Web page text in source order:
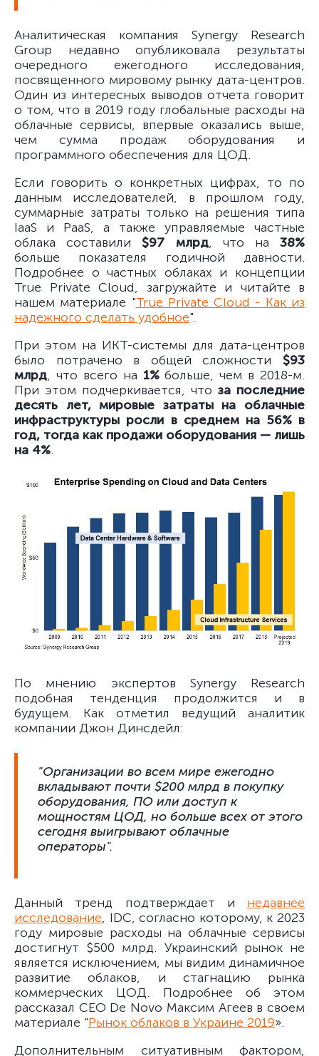
Аналитическая компания Synergy Research
Group недавно опубликовала результаты
очередного ежегодного исследования,
посвященного мировому рынку дата-центров.
Один из интересных выводов отчета говорит
о том, что в 2019 году глобальные расходы на
облачные сервисы, впервые оказались выше,
чем сумма продаж оборудования и
программного обеспечения для ЦОД.
Если говорить о конкретных цифрах, то по
данным исследователей, в прошлом году,
суммарные затраты только на решения типа
IaaS и PaaS, а также управляемые частные
облака составили$97 млрд, что на38%
больше показателя годичной давности.
Подробнее о частных облаках и концепции
True Private Cloud, загружайте и читайте в
нашем материале "True Private Cloud - Как из
надежного сделать удобное".
При этом на ИКТ-системы для дата-центров
было потрачено в общей сложности $93
млрд, что всего на 1%больше, чем в 2018-м.
При этом подчеркивается, что за последние
десять лет, мировые затраты на облачные
инфраструктуры росли в среднем на 56% в
год, тогда как продажи оборудования — лишь
на 4%.
По мнению экспертов Synergy Research
подобная тенденция продолжится и в
будущем. Как отметил ведущий аналитик
компании Джон Динсдейл:
"Организации во всем мире ежегодно
вкладывают почти $200 млрд в покупку
оборудования, ПО или доступ к
мощностям ЦОД, но больше всех от этого
сегодня выигрывают облачные
операторы".
Данный тренд подтверждает и недавнее
исследование, IDC, согласно которому, к 2023
году мировые расходы на облачные сервисы
достигнут $500 млрд. Украинский рынок не
является исключением, мы видим динамичное
развитие облаков, и стагнацию рынка
коммерческих ЦОД. Подробнее об этом
рассказал CEO De Novo Максим Агеев в своем
материале "Рынок облаков в Украине 2019».
Дополнительным ситуативным фактором,